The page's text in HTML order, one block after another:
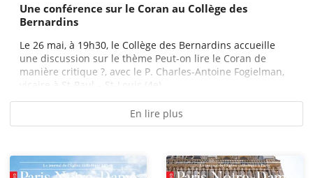
Une conférence sur le Coran au Collège des
Bernardins
Le 26 mai, à 19h30, le Collège des Bernardins accueille
une discussion sur le thème Peut-on lire le Coran de
manière critique ?, avec le P. Charles-Antoine Fogielman,
vicaire à St-Paul – St-Louis (4e)...
En lire plus